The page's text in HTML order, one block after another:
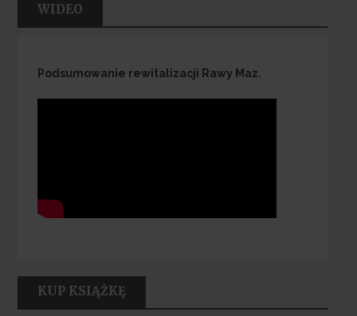
WIDEO
Podsumowanie rewitalizacji Rawy Maz.
KUP KSIĄŻKĘ